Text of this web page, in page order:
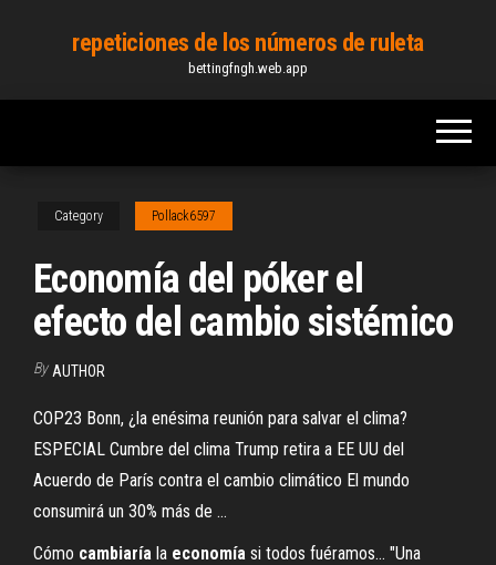
content
repeticiones de los números de ruleta
bettingfngh.web.app
Category Pollack6597
Economía del póker el
efecto del cambio sistémico
By AUTHOR
COP23 Bonn, ¿la enésima reunión para salvar el clima?
ESPECIAL Cumbre del clima Trump retira a EE UU del
Acuerdo de París contra el cambio climático El mundo
consumirá un 30% más de ...
Cómo cambiaría la economía si todos fuéramos… "Una